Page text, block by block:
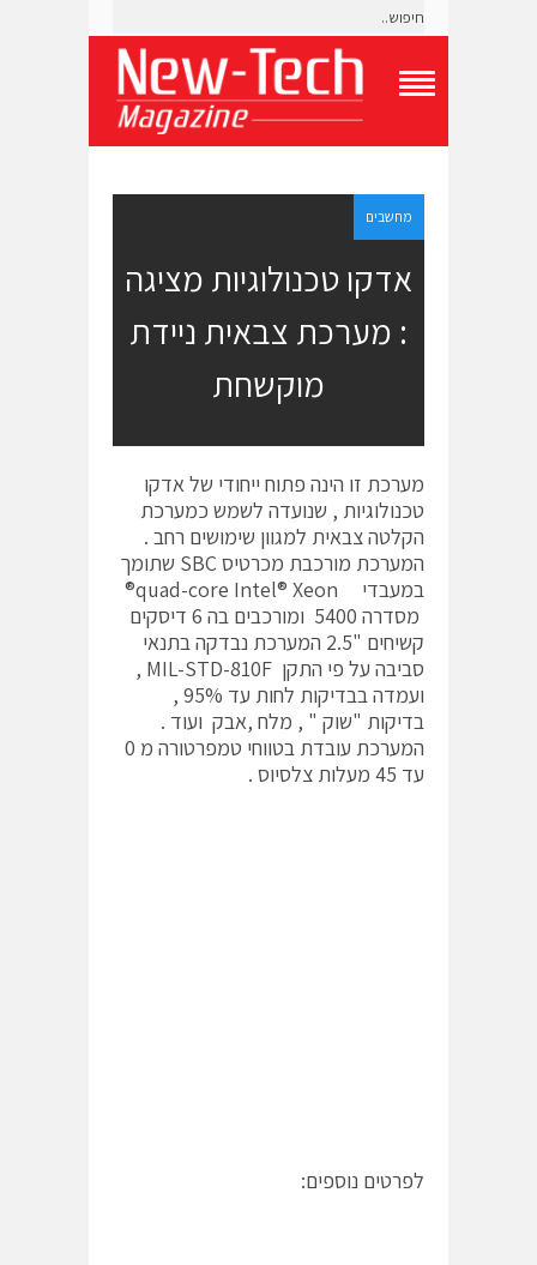
g
l
e
N
M
n
u
מחשבים
אדקו טכנולוגיות מציגה
: מערכת צבאית ניידת
מוקשחת
מערכת זו הינה פתוח ייחודי של אדקו
טכנולוגיות , שנועדה לשמש כמערכת
הקלטה צבאית למגוון שימושים רחב .
המערכת מורכבת מכרטיס SBC שתומך
במעבדי quad-core Intel® Xeon®
מסדרה 5400 ומורכבים בה 6 דיסקים
קשיחים "2.5 המערכת נבדקה בתנאי
סביבה על פי התקן MIL-STD-810F ,
ועמדה בבדיקות לחות עד 95% ,
בדיקות "שוק " , מלח ,אבק ועוד .
המערכת עובדת בטווחי טמפרטורה מ 0
עד 45 מעלות צלסיוס .
לפרטים נוספים: